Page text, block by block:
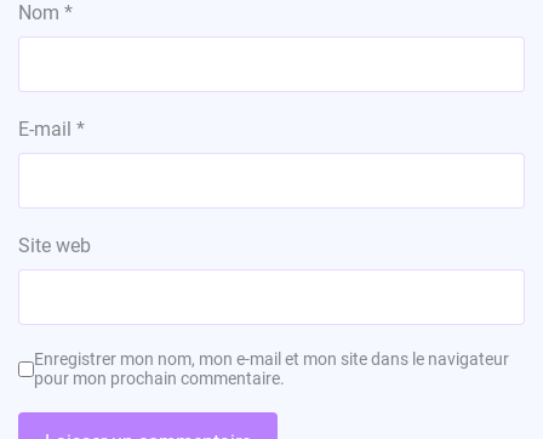
Nom *
E-mail *
Site web
Enregistrer mon nom, mon e-mail et mon site dans le navigateur
pour mon prochain commentaire.